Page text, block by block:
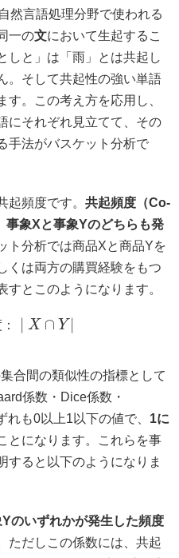
然言語処理分野で使われる
一の文において生起するこ
しと」は「雨」とは共起し
。そして共起性の強い単語
。この考え方を応用し、
にそれぞれ見立てて、その
手法がバスケット分析で
起頻度です。 共起頻度（Co-
事象Xと事象Yのどちらも発
ト分析では商品Xと商品Yを
くは両方の購買経験をもつ
とこのようになります。
： ∣ X ∩ Y∣
合間の類似性の指標として
係数・Dice係数・
も0以上1以下の値で、 1に
とになります。これらを事
すると以下のようになりま
のいずれかが発生した頻度
ただしこの係数には、共起